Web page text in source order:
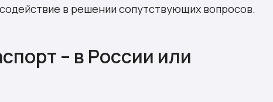
в решении сопутствующих вопросов.
– в России или